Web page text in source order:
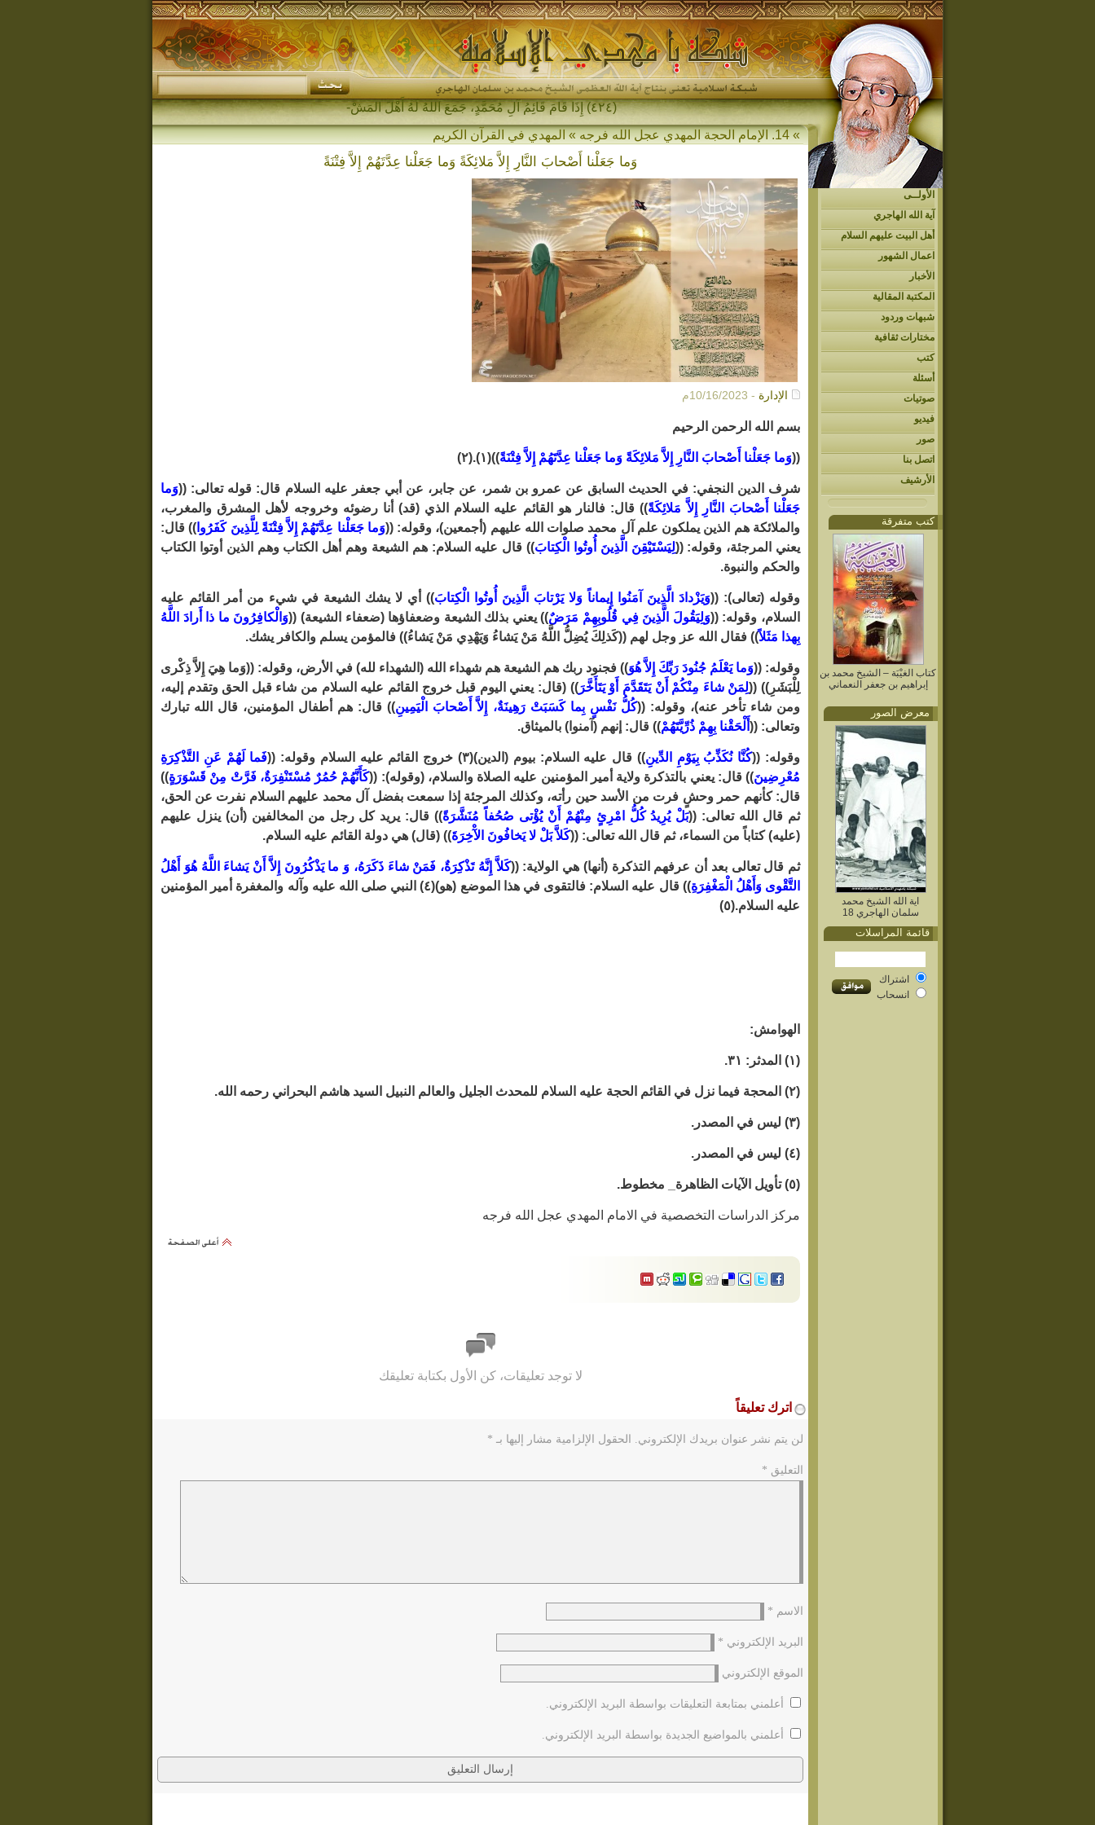
(٤٢٤) إِذَا قَامَ قَائِمُ آلِ مُحَمَّدٍ، جَمَعَ اللهُ لَهُ أَهْلَ المَشْرِقِ وَأَهْل-
الأولــى
آية الله الهاجري
أهل البيت عليهم السلام
اعمال الشهور
الأخبار
المكتبة المقالية
شبهات وردود
مختارات ثقافية
كتب
أسئلة
صوتيات
فيديو
صور
اتصل بنا
الأرشيف
كتب متفرقة
كتاب الغيْبَة – الشيخ محمد بن
إبراهيم بن جعفر النعماني
معرض الصور
اية الله الشيخ محمد
سلمان الهاجري 18
قائمة المراسلات
اشتراك
انسحاب
» 14. الإمام الحجة المهدي عجل الله فرجه » المهدي في القرآن الكريم
وَما جَعَلْنا أَصْحابَ النَّارِ إِلاَّ مَلائِكَةً وَما جَعَلْنا عِدَّتَهُمْ إِلاَّ فِتْنَةً
الإدارة - 10/16/2023م
بسم الله الرحمن الرحيم
((وَما جَعَلْنا أَصْحابَ النَّارِ إِلاَّ مَلائِكَةً وَما جَعَلْنا عِدَّتَهُمْ إِلاَّ فِتْنَةً))(١) .(٢)
شرف الدين النجفي: في الحديث السابق عن عمرو بن شمر، عن جابر، عن أبي جعفر عليه السلام قال: قوله تعالى: ((وَما
جَعَلْنا أَصْحابَ النَّارِ إِلاَّ مَلائِكَةً)) قال: فالنار هو القائم عليه السلام الذي (قد) أنا رضوئه وخروجه لأهل المشرق والمغرب،
والملائكة هم الذين يملكون علم آل محمد صلوات الله عليهم (أجمعين)، وقوله: ((وَما جَعَلْنا عِدَّتَهُمْ إِلاَّ فِتْنَةً لِلَّذِينَ كَفَرُوا )) قال:
يعني المرجئة، وقوله: ((لِيَسْتَيْقِنَ الَّذِينَ أُوتُوا الْكِتابَ)) قال عليه السلام: هم الشيعة وهم أهل الكتاب وهم الذين أوتوا الكتاب
والحكم والنبوة.
وقوله (تعالى): ((وَيَزْدادَ الَّذِينَ آمَنُوا إِيماناً وَلا يَرْتابَ الَّذِينَ أُوتُوا الْكِتابَ)) أي لا يشك الشيعة في شيء من أمر القائم عليه
السلام، وقوله: ((وَلِيَقُولَ الَّذِينَ فِي قُلُوبِهِمْ مَرَضٌ)) يعني بذلك الشيعة وضعفاؤها (ضعفاء الشيعة) ((وَالْكافِرُونَ ما ذا أَرادَ اللَّهُ
بِهذا مَثَلاً)) فقال الله عز وجل لهم ((كَذلِكَ يُضِلُّ اللَّهُ مَنْ يَشاءُ وَيَهْدِي مَنْ يَشاءُ)) فالمؤمن يسلم والكافر يشك.
وقوله: ((وَما يَعْلَمُ جُنُودَ رَبِّكَ إِلاَّ هُوَ)) فجنود ربك هم الشيعة هم شهداء الله (الشهداء لله) في الأرض، وقوله: ((وَما هِيَ إِلاَّ ذِكْرى
لِلْبَشَرِ)) ((لِمَنْ شاءَ مِنْكُمْ أَنْ يَتَقَدَّمَ أَوْ يَتَأَخَّرَ)) (قال: يعني اليوم قبل خروج القائم عليه السلام من شاء قبل الحق وتقدم إليه،
ومن شاء تأخر عنه)، وقوله: ((كُلُّ نَفْسٍ بِما كَسَبَتْ رَهِينَةٌ، إِلاَّ أَصْحابَ الْيَمِينِ)) قال: هم أطفال المؤمنين، قال الله تبارك
وتعالى: (( أَلْحَقْنا بِهِمْ ذُرِّيَّتَهُمْ)) قال: إنهم (آمنوا) بالميثاق.
وقوله: ((كُنَّا نُكَذِّبُ بِيَوْمِ الدِّينِ)) قال عليه السلام: بيوم (الدين)(٣) خروج القائم عليه السلام وقوله: ((فَما لَهُمْ عَنِ التَّذْكِرَةِ
مُعْرِضِينَ)) قال: يعني بالتذكرة ولاية أمير المؤمنين عليه الصلاة والسلام، (وقوله): ((كَأَنَّهُمْ حُمُرٌ مُسْتَنْفِرَةٌ، فَرَّتْ مِنْ قَسْوَرَةٍ))
قال: كأنهم حمر وحشٍ فرت من الأسد حين رأته، وكذلك المرجئة إذا سمعت بفضل آل محمد عليهم السلام نفرت عن الحق،
ثم قال الله تعالى: ((بَلْ يُرِيدُ كُلُّ امْرِئٍ مِنْهُمْ أَنْ يُؤْتى صُحُفاً مُنَشَّرَةً)) قال: يريد كل رجل من المخالفين (أن) ينزل عليهم
(عليه) كتاباً من السماء، ثم قال الله تعالى: ((كَلاَّ بَلْ لا يَخافُونَ الآْخِرَةَ)) (قال) هي دولة القائم عليه السلام.
ثم قال تعالى بعد أن عرفهم التذكرة (أنها) هي الولاية: ((كَلاَّ إِنَّهُ تَذْكِرَةٌ، فَمَنْ شاءَ ذَكَرَهُ، وَ ما يَذْكُرُونَ إِلاَّ أَنْ يَشاءَ اللَّهُ هُوَ أَهْلُ
التَّقْوى وَأَهْلُ الْمَغْفِرَةِ)) قال عليه السلام: فالتقوى في هذا الموضع (هو)(٤)
النبي صلى الله عليه وآله والمغفرة أمير المؤمنين
عليه السلام.(٥)
الهوامش:
(١) المدثر: ٣١.
(٢) المحجة فيما نزل في القائم الحجة عليه السلام للمحدث الجليل والعالم النبيل السيد هاشم البحراني رحمه الله.
(٣) ليس في المصدر.
(٤) ليس في المصدر.
(٥) تأويل الآيات الظاهرة_ مخطوط.
مركز الدراسات التخصصية في الامام المهدي عجل الله فرجه
لا توجد تعليقات، كن الأول بكتابة تعليقك
اترك تعليقاً
لن يتم نشر عنوان بريدك الإلكتروني. الحقول الإلزامية مشار إليها بـ *
التعليق *
الاسم *
البريد الإلكتروني *
الموقع الإلكتروني
أعلمني بمتابعة التعليقات بواسطة البريد الإلكتروني.
أعلمني بالمواضيع الجديدة بواسطة البريد الإلكتروني.